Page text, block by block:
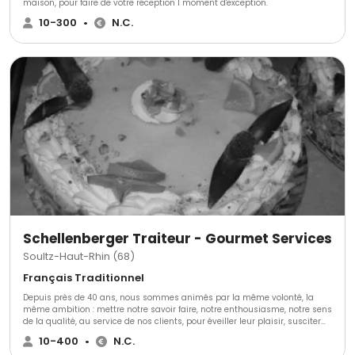
maison, pour faire de votre réception 1 moment d'exception.
10-300 • N.C.
Schellenberger Traiteur - Gourmet Services
Soultz-Haut-Rhin (68)
Français Traditionnel
Depuis près de 40 ans, nous sommes animés par la même volonté, la
même ambition : mettre notre savoir faire, notre enthousiasme, notre sens
de la qualité, au service de nos clients, pour éveiller leur plaisir, susciter
des émotions, les satisfaire. Fraîcheur, choix et qualité des produits,
contrôle de la traçabilité, originalité et maîtrise des recettes, respect de la
10-400 • N.C.